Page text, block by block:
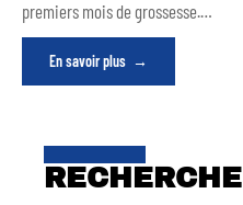
premiers mois de grossesse.…
En savoir plus
RECHERCHE